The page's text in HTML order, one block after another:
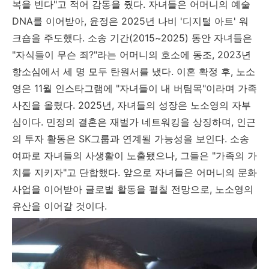
복을 빈다"고 적어 감동을 줬다. 자녀들은 어머니의 예술
DNA를 이어받아, 윤정은 2025년 나비 '디지털 아트' 워
크숍을 주도했다. 소송 기간(2015~2025) 동안 자녀들은
"자식들이 무슨 죄?"라는 어머니의 호소에 동조, 2023년
항소심에서 세 명 모두 탄원서를 냈다. 이혼 확정 후, 노소
영은 11월 인스타그램에 "자녀들이 내 버팀목"이라며 가족
사진을 올렸다. 2025년, 자녀들의 성장은 노소영의 자부
심이다. 민정의 결혼은 재벌가 네트워킹을 상징하며, 인근
의 투자 활동은 SK그룹과 연계될 가능성을 보인다. 소송
여파로 자녀들의 사생활이 노출됐으나, 그들은 "가족의 가
치를 지키자"고 단합했다. 앞으로 자녀들은 어머니의 문화
사업을 이어받아 글로벌 활동을 펼칠 전망으로, 노소영의
유산을 이어갈 것이다.